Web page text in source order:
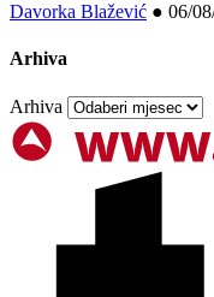
Davorka Blažević ● 06/
Arhiva
Arhiva